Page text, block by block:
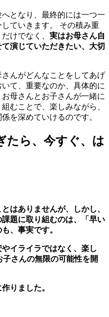
となり、最終的には一つ一
ていきます。 その積み重
けでなく、 実はお母さん自
演じていただきたい、大切
んがどんなことをしてあげ
て、重要なのか、具体的に
母さんとお子さんが一緒に
むことで、楽しみながら、
を深めていけるのです。
たら、今すぐ、は
はありませんが、しかし、
題に取り組むのは、「早い
、事実です。
イライラではなく、楽し
さんの無限の可能性を開
りました。